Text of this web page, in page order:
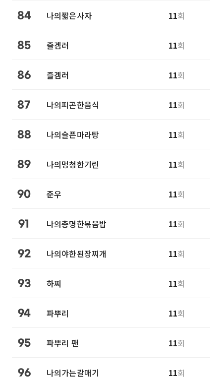
84 나의짧은사자 11회
85 즐겜러 11회
86 즐겜러 11회
87 나의피곤한음식 11회
88 나의슬픈마라탕 11회
89 나의멍청한기린 11회
90 준우 11회
91 나의총명한볶음밥 11회
92 나의야한된장찌개 11회
93 하찌 11회
94 파뿌리 11회
95 파뿌리 팬 11회
96 나의가는갈매기 11회